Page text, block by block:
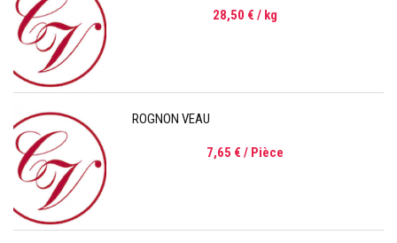
28,50 € / kg
ROGNON VEAU
7,65 € / Pièce